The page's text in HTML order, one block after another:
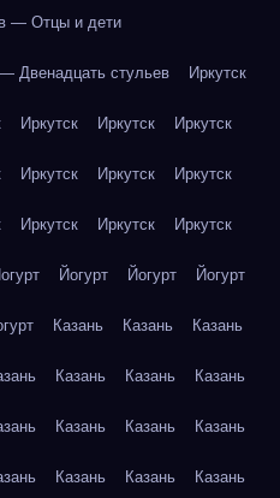
— Отцы и дети
Двенадцать стульев Иркутск
Иркутск Иркутск Иркутск
Иркутск Иркутск Иркутск
Иркутск Иркутск Иркутск
Йогурт Йогурт Йогурт
Казань Казань Казань
Казань Казань Казань
Казань Казань Казань
Казань Казань Казань